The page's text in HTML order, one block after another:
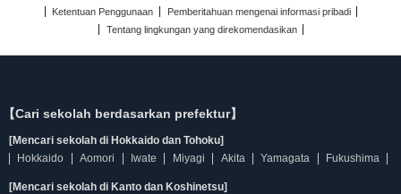
Ketentuan Penggunaan
Pemberitahuan mengenai informasi pribadi
Tentang lingkungan yang direkomendasikan
【Cari sekolah berdasarkan prefektur】
[Mencari sekolah di Hokkaido dan Tohoku]
Hokkaido
Aomori Iwate Miyagi Akita Yamagata Fukushima
[Mencari sekolah di Kanto dan Koshinetsu]